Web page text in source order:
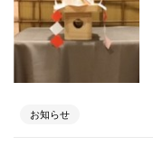
お知らせ